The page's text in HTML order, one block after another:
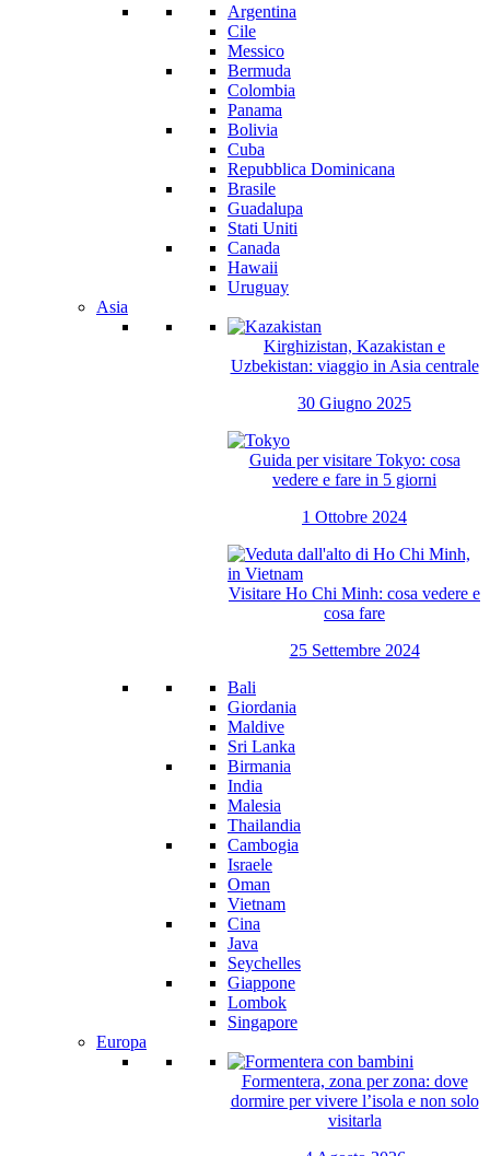
Argentina
Cile
Messico
Bermuda
Colombia
Panama
Bolivia
Cuba
Repubblica Dominicana
Brasile
Guadalupa
Stati Uniti
Canada
Hawaii
Uruguay
Asia
Kirghizistan, Kazakistan e
Uzbekistan: viaggio in Asia centrale
30 Giugno 2025
Guida per visitare Tokyo: cosa
vedere e fare in 5 giorni
1 Ottobre 2024
Visitare Ho Chi Minh: cosa vedere e
cosa fare
25 Settembre 2024
Bali
Giordania
Maldive
Sri Lanka
Birmania
India
Malesia
Thailandia
Cambogia
Israele
Oman
Vietnam
Cina
Java
Seychelles
Giappone
Lombok
Singapore
Europa
Formentera, zona per zona: dove
dormire per vivere l’isola e non solo
visitarla